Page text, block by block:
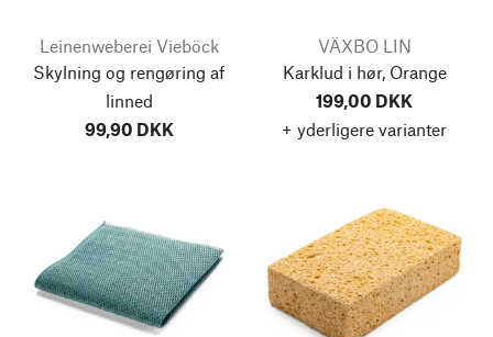
Leinenweberei Vieböck
Skylning og rengøring af
linned
99,90 DKK
VÄXBO LIN
Karklud i hør, Orange
199,00 DKK
+ yderligere varianter